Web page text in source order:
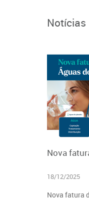
Notícias
Nova
18/12/2025
Nova fatura